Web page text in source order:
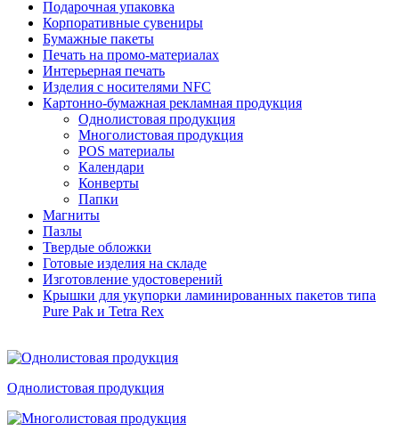
Подарочная упаковка
Корпоративные сувениры
Бумажные пакеты
Печать на промо-материалах
Интерьерная печать
Изделия с носителями NFC
Картонно-бумажная рекламная продукция
Однолистовая продукция
Многолистовая продукция
POS материалы
Календари
Конверты
Папки
Магниты
Пазлы
Твердые обложки
Готовые изделия на складе
Изготовление удостоверений
Крышки для укупорки ламинированных пакетов типа
Pure Pak и Tetra Rex
Однолистовая продукция